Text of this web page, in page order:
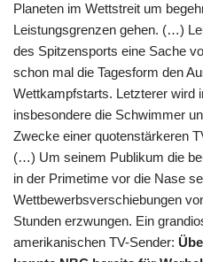
Planeten im Wettstreit um
Leistungsgrenzen gehen. (…)
des Spitzensports eine Sache
schon mal die Tagesform den
Wettkampfstarts. Letzterer wird
insbesondere die Schwimmer
Zwecke einer quotenstärkeren
(…) Um seinem Publikum die
in der Primetime vor die Nase
Wettbewerbsverschiebungen
Stunden erzwungen. Ein
amerikanischen TV-Sender: